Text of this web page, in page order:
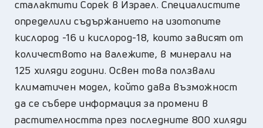
сталактити Сорек в Израел. Специалистите
определили съдържанието на изотопите
кислород -16 и кислород-18, които зависят от
количеството на валежите, в минерали на
125 хиляди години. Освен това ползвали
климатичен модел, който дава възможност
да се събере информация за промени в
растителността през последните 800 хиляди